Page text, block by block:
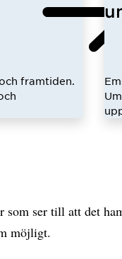
framtiden.
ser till att det
möjligt.